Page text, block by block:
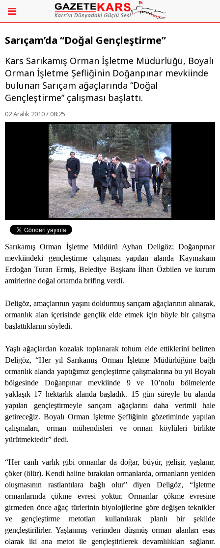
Sarıçam’da “Doğal Gençleştirme”
Kars Sarıkamış Orman İşletme Müdürlüğü, Boyalı
Orman İşletme Şefliğinin Doğanpınar mevkiinde
bulunan Sarıçam ağaçlarında “Doğal
Gençleştirme” çalışması başlattı.
02 Aralık 2010 / 08:25
Sarıkamış Orman İşletme Müdürü Ayhan Deligöz; Doğanpınar
mevkiindeki gençleştirme çalışması yapılan alanda Kaymakam
Erdoğan Turan Ermiş, Belediye Başkanı İlhan Özbilen ve kurum
amirlerine doğal ortamda brifing verdi.
Deligöz, amaçlarının yaşını doldurmuş sarıçam ağaçlarının alınarak,
ormanlık alan içerisinde gençlik elde etmek için böyle bir çalışma
başlattıklarını söyledi.
Yaşlı ağaçlardan kozalak toplanarak tohum elde ettiklerini belirten
Deligöz, “Her yıl Sarıkamış Orman İşletme Müdürlüğüne bağlı
ormanlık alanda yaptığımız gençleştirme çalışmalarına bu yıl Boyalı
bölgesinde Doğanpınar mevkiinde 9 ve 10’nolu bölmelerde
yaklaşık 17 hektarlık alanda başladık. 15 gün süreyle bu alanda
yapılan gençleştirmeyle sarıçam ağaçlarını daha verimli hale
getireceğiz. Boyalı Orman İşletme Şefliğinin gözetiminde yapılan
çalışmaları, orman mühendisleri ve orman köylüleri birlikte
yürütmektedir” dedi.
“Her canlı varlık gibi ormanlar da doğar, büyür, gelişir, yaşlanır,
çöker (ölür). Kendi haline bırakılan ormanlarda, ormanların yeniden
oluşmasının rastlantılara bağlı olur” diyen Deligöz, “İşletme
ormanlarında çökme evresi yoktur. Ormanlar çökme evresine
girmeden önce ağaç türlerinin biyolojilerine göre değişen teknikler
ve gençleştirme metotları kullanılarak planlı bir şekilde
gençleştirilirler. Yaşlanmış verimden düşmüş orman alanları esas
olarak iki ana metot ile gençleştirilerek devamlılıkları sağlanır.